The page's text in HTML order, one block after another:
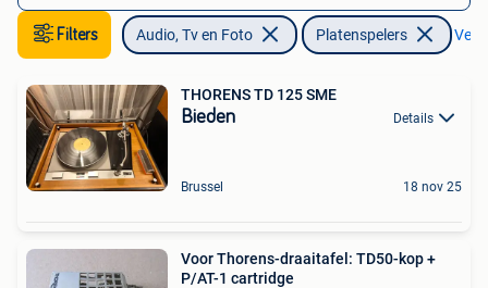
Filters Audio, Tv en Foto Platenspelers
THORENS TD 125 SME
Bieden Details
Brussel 18 nov 25
Voor Thorens-draaitafel: TD50-kop +
P/AT-1 cartridge